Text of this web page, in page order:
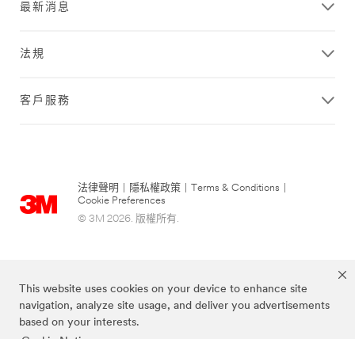
This website uses cookies on your device to enhance site
navigation, analyze site usage, and deliver you advertisements
based on your interests.
最新消息
法規
客戶服務
法律聲明 隱私權政策 Terms & Conditions
Cookie Preferences
© 3M 2026. 版權所有.